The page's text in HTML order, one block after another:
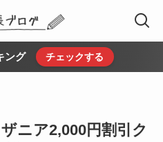
ング チェックする
ニア2,000円割引ク